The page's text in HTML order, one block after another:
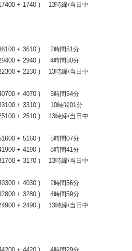
+ 1740 ) 13時締/当日中
+ 3610 ) 2時間51分
+ 2940 ) 4時間50分
+ 2230 ) 13時締/当日中
+ 4070 ) 5時間54分
+ 3310 ) 10時間01分
+ 2510 ) 13時締/当日中
+ 5160 ) 5時間07分
+ 4190 ) 8時間41分
+ 3170 ) 13時締/当日中
+ 4030 ) 2時間56分
+ 3280 ) 4時間59分
+ 2490 ) 13時締/当日中